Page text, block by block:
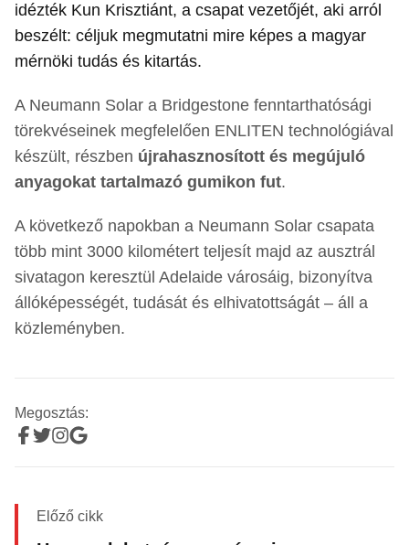
idézték Kun Krisztiánt, a csapat vezetőjét, aki arról
beszélt: céljuk megmutatni mire képes a magyar
mérnöki tudás és kitartás.
A Neumann Solar a Bridgestone fenntarthatósági
törekvéseinek megfelelően ENLITEN technológiával
készült, részben újrahasznosított és megújuló
anyagokat tartalmazó gumikon fut.
A következő napokban a Neumann Solar csapata
több mint 3000 kilométert teljesít majd az ausztrál
sivatagon keresztül Adelaide városáig, bizonyítva
állóképességét, tudását és elhivatottságát – áll a
közleményben.
Megosztás:
Előző cikk